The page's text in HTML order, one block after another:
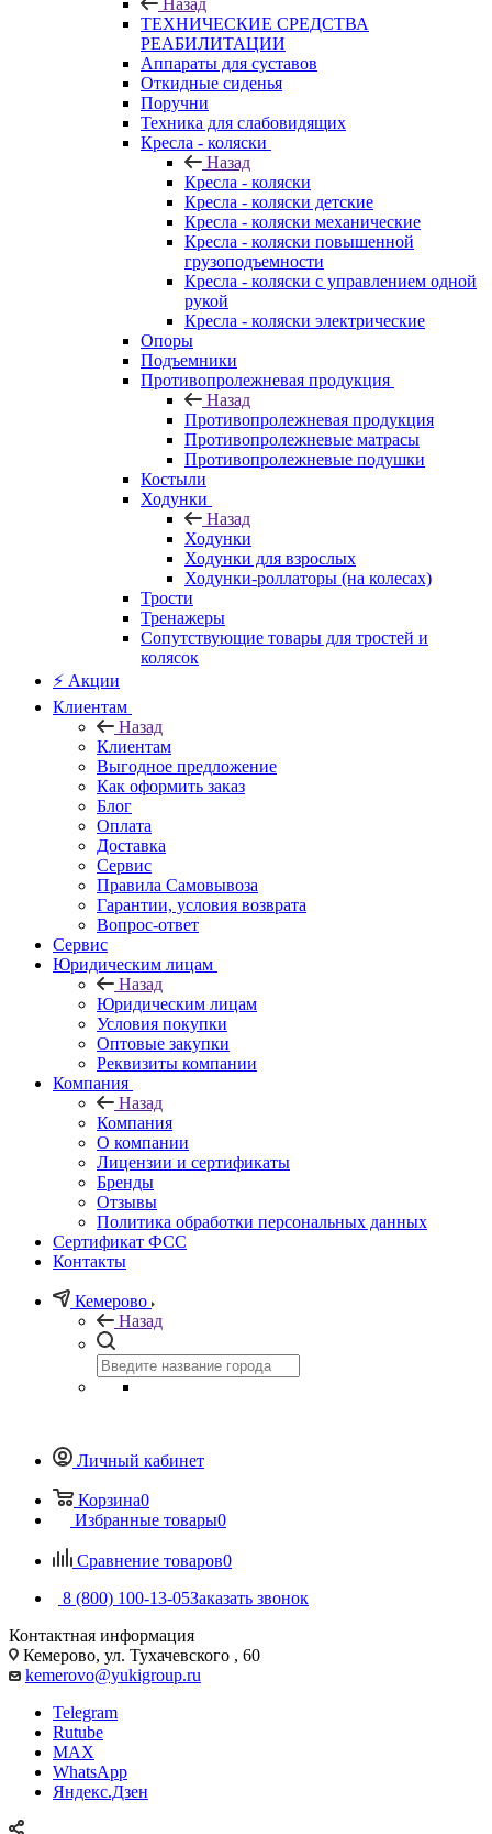
ТЕХНИЧЕСКИЕ СРЕДСТВА
РЕАБИЛИТАЦИИ
Аппараты для суставов
Откидные сиденья
Поручни
Техника для слабовидящих
Кресла - коляски
Назад
Кресла - коляски
Кресла - коляски детские
Кресла - коляски механические
Кресла - коляски повышенной
грузоподъемности
Кресла - коляски с управлением одной
рукой
Кресла - коляски электрические
Опоры
Подъемники
Противопролежневая продукция
Назад
Противопролежневая продукция
Противопролежневые матрасы
Противопролежневые подушки
Костыли
Ходунки
Назад
Ходунки
Ходунки для взрослых
Ходунки-роллаторы (на колесах)
Трости
Тренажеры
Сопутствующие товары для тростей и
колясок
⚡ Акции
Клиентам
Назад
Клиентам
Выгодное предложение
Как оформить заказ
Блог
Оплата
Доставка
Сервис
Правила Самовывоза
Гарантии, условия возврата
Вопрос-ответ
Сервис
Юридическим лицам
Назад
Юридическим лицам
Условия покупки
Оптовые закупки
Реквизиты компании
Компания
Назад
Компания
О компании
Лицензии и сертификаты
Бренды
Отзывы
Политика обработки персональных данных
Сертификат ФСС
Контакты
Кемерово
Назад
Личный кабинет
Корзина0
Избранные товары0
Сравнение товаров0
8 (800) 100-13-05Заказать звонок
Контактная информация
Кемерово, ул. Тухачевского , 60
kemerovo@yukigroup.ru
Telegram
Rutube
MAX
WhatsApp
Яндекс.Дзен